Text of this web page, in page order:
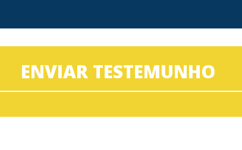
ENVIAR TESTEMUNHO